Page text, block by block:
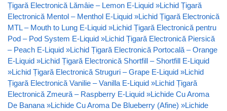
Țigară Electronică Lămâie – Lemon E-Liquid »Lichid Țigară
Electronică Mentol – Menthol E-Liquid »Lichid Țigară Electronică
MTL – Mouth to Lung E-Liquid »Lichid Țigară Electronică pentru
Pod – Pod System E-Liquid »Lichid Țigară Electronică Piersică
– Peach E-Liquid »Lichid Țigară Electronică Portocală – Orange
E-Liquid »Lichid Țigară Electronică Shortfill – Shortfill E-Liquid
»Lichid Țigară Electronică Struguri – Grape E-Liquid »Lichid
Țigară Electronică Vanilie – Vanilla E-Liquid »Lichid Țigară
Electronică Zmeură – Raspberry E-Liquid »Lichide Cu Aroma
De Banana »Lichide Cu Aroma De Blueberry (Afine) »Lichide